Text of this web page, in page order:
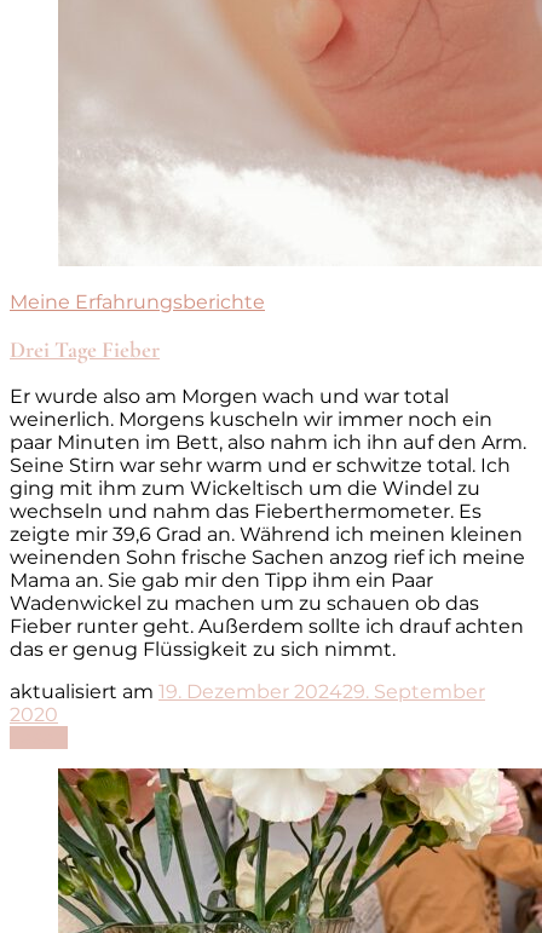
Meine Erfahrungsberichte
Drei Tage Fieber
Er wurde also am Morgen wach und war total
weinerlich. Morgens kuscheln wir immer noch ein
paar Minuten im Bett, also nahm ich ihn auf den Arm.
Seine Stirn war sehr warm und er schwitze total. Ich
ging mit ihm zum Wickeltisch um die Windel zu
wechseln und nahm das Fieberthermometer. Es
zeigte mir 39,6 Grad an. Während ich meinen kleinen
weinenden Sohn frische Sachen anzog rief ich meine
Mama an. Sie gab mir den Tipp ihm ein Paar
Wadenwickel zu machen um zu schauen ob das
Fieber runter geht. Außerdem sollte ich drauf achten
das er genug Flüssigkeit zu sich nimmt.
aktualisiert am 19. Dezember 202429. September
2020